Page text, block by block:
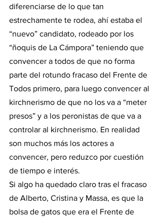
diferenciarse de lo que tan
estrechamente te rodea, ahí estaba el
“nuevo” candidato, rodeado por los
“ñoquis de La Cámpora” teniendo que
convencer a todos de que no forma
parte del rotundo fracaso del Frente de
Todos primero, para luego convencer al
kirchnerismo de que no los va a “meter
presos” y a los peronistas de que va a
controlar al kirchnerismo. En realidad
son muchos más los actores a
convencer, pero reduzco por cuestión
de tiempo e interés.
Si algo ha quedado claro tras el fracaso
de Alberto, Cristina y Massa, es que la
bolsa de gatos que era el Frente de